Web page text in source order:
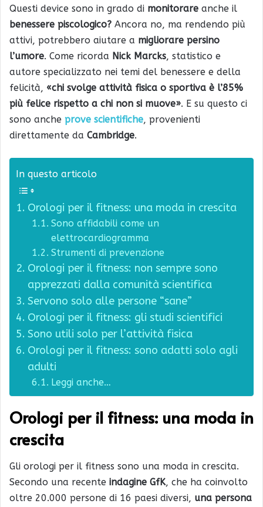
Questi device sono in grado di monitorare anche il
benessere piscologico? Ancora no, ma rendendo più
attivi, potrebbero aiutare a migliorare persino
l’umore. Come ricorda Nick Marcks, statistico e
autore specializzato nei temi del benessere e della
felicità, «chi svolge attività fisica o sportiva è l’85%
più felice rispetto a chi non si muove». E su questo ci
sono anche prove scientifiche, provenienti
direttamente da Cambridge.
In questo articolo
Orologi per il fitness: una moda in crescita
Sono affidabili come un
elettrocardiogramma
Strumenti di prevenzione
Orologi per il fitness: non sempre sono
apprezzati dalla comunità scientifica
Servono solo alle persone “sane”
Orologi per il fitness: gli studi scientifici
Sono utili solo per l’attività fisica
Orologi per il fitness: sono adatti solo agli
adulti
Leggi anche…
Orologi per il fitness: una moda in
crescita
Gli orologi per il fitness sono una moda in crescita.
Secondo una recente indagine GfK, che ha coinvolto
oltre 20.000 persone di 16 paesi diversi, una persona